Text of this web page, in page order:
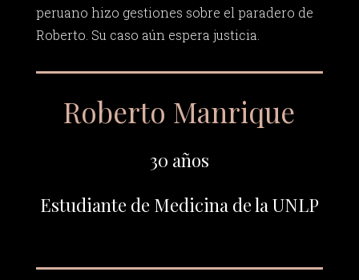
peruano hizo gestiones sobre el paradero de
Roberto. Su caso aún espera justicia.
Roberto Manrique
30 años
Estudiante de Medicina de la UNLP